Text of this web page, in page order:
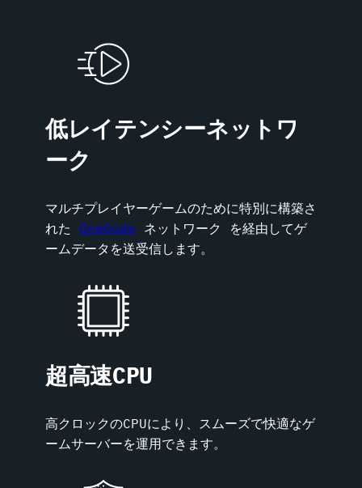
低レイテンシーネットワ
ーク
マルチプレイヤーゲームのために特別に構築さ
れた OneQode ネットワーク を経由してゲ
ームデータを送受信します。
超高速CPU
高クロックのCPUにより、スムーズで快適なゲ
ームサーバーを運用できます。